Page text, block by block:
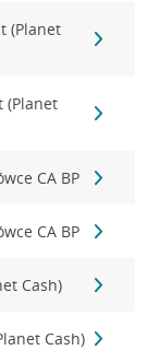
(Planet
(Planet
CA BP
CA BP
Cash)
Cash)